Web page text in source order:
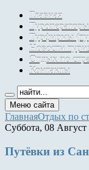
Главная
Турфирмы
Новости
Отдых по
Контакты
Меню сайта
ГлавнаяОтдых по
Суббота, 08 Август
Путёвки из